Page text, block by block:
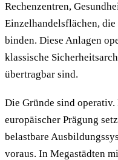
Rechenzentren,
Einzelhandelsflächen,
binden. Diese Anlagen
klassische
übertragbar sind.
Die Gründe sind
europäischer Prägung
belastbare
voraus. In Megastädten